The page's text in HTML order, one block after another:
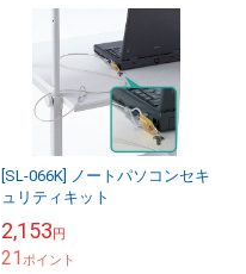
[SL-066K] ノートパソコンセキ
ュリティキット
2,153円
21ポイント